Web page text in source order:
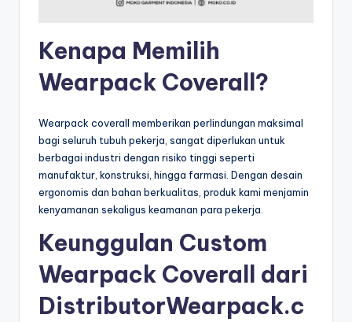
Kenapa Memilih
Wearpack Coverall?
Wearpack coverall memberikan perlindungan maksimal
bagi seluruh tubuh pekerja, sangat diperlukan untuk
berbagai industri dengan risiko tinggi seperti
manufaktur, konstruksi, hingga farmasi. Dengan desain
ergonomis dan bahan berkualitas, produk kami menjamin
kenyamanan sekaligus keamanan para pekerja.
Keunggulan Custom
Wearpack Coverall dari
DistributorWearpack.c